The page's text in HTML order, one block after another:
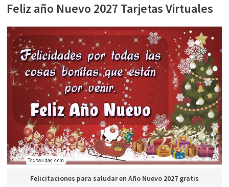
Feliz año Nuevo 2027 Tarjetas Virtuales
Felicitaciones para saludar en Año Nuevo 2027 gratis